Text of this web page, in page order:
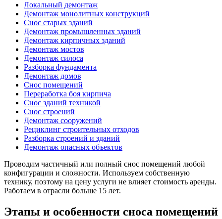
Локальный демонтаж
Демонтаж монолитных конструкций
Снос старых зданий
Демонтаж промышленных зданий
Демонтаж кирпичных зданий
Демонтаж мостов
Демонтаж силоса
Разборка фундамента
Демонтаж домов
Снос помещений
Переработка боя кирпича
Снос зданий техникой
Снос строений
Демонтаж сооружений
Рециклинг строительных отходов
Разборка строений и зданий
Демонтаж опасных объектов
Проводим частичный или полный снос помещений любой
конфигурации и сложности. Используем собственную
технику, поэтому на цену услуги не влияет стоимость аренды.
Работаем в отрасли больше 15 лет.
Этапы и особенности сноса помещений